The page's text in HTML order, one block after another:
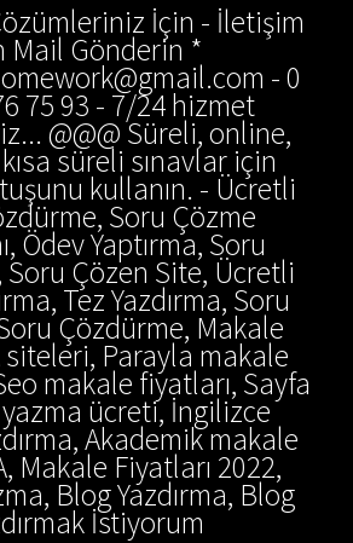
İçin - İletişim
Mail Gönderin *
- 0
75 93 - 7/24 hizmet
@@@ Süreli, online,
süreli sınavlar için
kullanın. - Ücretli
Soru Çözme
Ödev Yaptırma, Soru
Çözen Site, Ücretli
Tez Yazdırma, Soru
Çözdürme, Makale
siteleri, Parayla makale
makale fiyatları, Sayfa
yazma ücreti, İngilizce
Akademik makale
Makale Fiyatları 2022,
Blog Yazdırma, Blog
İstiyorum